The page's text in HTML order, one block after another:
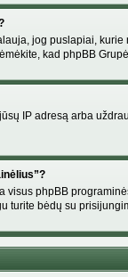
jog puslapiai,
kad phpBB
IP adresą arba
visus phpBB
turite bėdų su